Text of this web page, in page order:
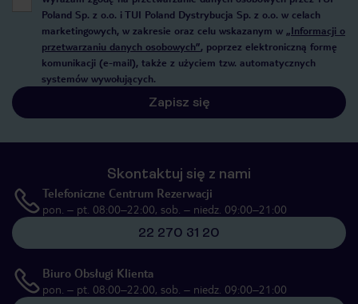
Poland Sp. z o.o. i TUI Poland Dystrybucja Sp. z o.o. w celach
marketingowych, w zakresie oraz celu wskazanym w „Informacji o
przetwarzaniu danych osobowych”, poprzez elektroniczną formę
komunikacji (e-mail), także z użyciem tzw. automatycznych
systemów wywołujących.
Zapisz się
Skontaktuj się z nami
Telefoniczne Centrum Rezerwacji
pon. – pt. 08:00–22:00, sob. – niedz. 09:00–21:00
22 270 31 20
Biuro Obsługi Klienta
pon. – pt. 08:00–22:00, sob. – niedz. 09:00–21:00